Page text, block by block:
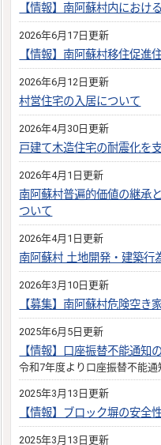
【情報】南阿蘇村内におけ
2026年6月17日更新
【情報】南阿蘇村移住促進
2026年6月12日更新
村営住宅の入居について
2026年4月30日更新
戸建て木造住宅の耐震化を
2026年4月1日更新
南阿蘇村普遍的価値の継承
ついて
2026年4月1日更新
南阿蘇村 土地開発・建築行
2026年3月10日更新
【募集】南阿蘇村危険空き
2025年6月5日更新
【情報】口座振替不能通知
令和7年度より口座振替不能通
2025年3月13日更新
【情報】ブロック塀の安全
2025年3月13日更新